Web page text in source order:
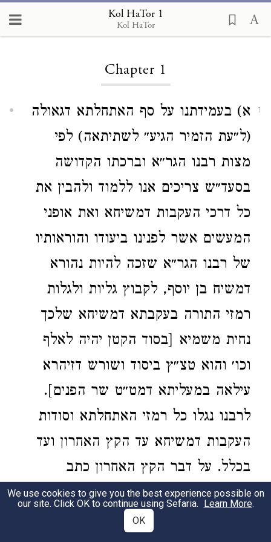
Kol HaTor 1
Kol HaTor
Kol HaTor
Chapter 1
1
א) בעמידתנו על סף האתחלתא דגאולה
(ל״עת הזמיר הגיע״ לשתיתאה) לפי
מצות רבנו הגר״א וברכתו הקדושה
בסעד״ש צריכים אנו ללמוד ולהבין את
כל דרכי העקבות דמשיחא ואת אופני
המעשים אשר לפנינו ביעודו והוראותיו
של רבנו הגר״א שזכה להיות נהורא
דמשיח בן יוסף, לקבוץ גליות ולגלות
רמזי התורה בעקבתא דמשיחא שלכך
נחית משמיא [בסוד הקטן יהיה לאלף
וכו׳ והוא טצ״ץ ביסוד ושורש דזיהרא
עילאה במעליתא דמט״ט שר הפנים].
לרבנו נגלו כל רמזי האתחלתא וסודות
העקבות דמשיחא עד הקץ האחרון ועד
בכלל. על דבר הקץ האחרון כתב
באריכות בביאורו על ספרא דצניעותא
והשביע בשם אלקי ישראל שלא לגלות
We use cookies to give you the best experience possible on
our site. Click OK to continue using Sefaria. Learn More.
OK